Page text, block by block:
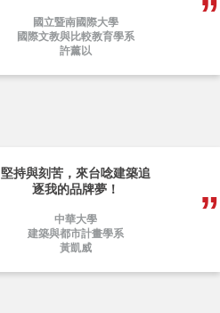
國立暨南國際大學
國際文教與比較教育學系
許薰以
堅持與刻苦，來台唸建築追
逐我的品牌夢！
中華大學
建築與都市計畫學系
黃凱威